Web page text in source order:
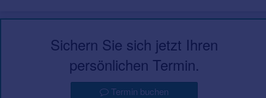
Sichern Sie sich jetzt Ihren
persönlichen Termin.
Termin buchen